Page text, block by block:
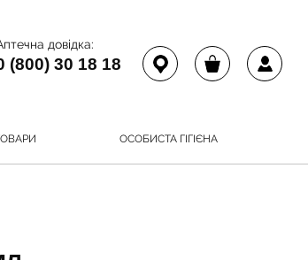
довідка:
(800) 30 18 18
ОСОБИСТА ГІГІЄНА